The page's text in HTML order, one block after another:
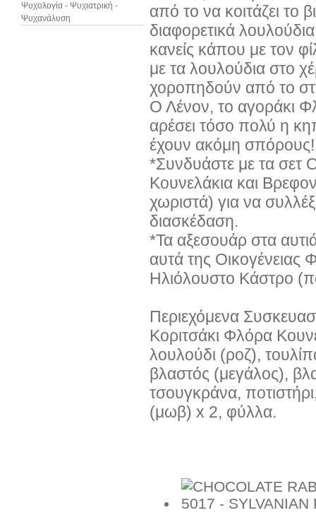
Ψυχολογία - Ψυχιατρική -
Ψυχανάλυση
από το να κοιτάζει το
διαφορετικά
κανείς κάπου με τον
με τα λουλούδια στο
χοροπηδούν από το
Ο Λένον, το αγοράκι
αρέσει τόσο πολύ η
έχουν ακόμη σπόρους!
*Συνδυάστε με τα σετ
Κουνελάκια και
χωριστά) για να
διασκέδαση.
*Τα αξεσουάρ στα
αυτά της
Ηλιόλουστο Κάστρο
Περιεχόμενα
Κοριτσάκι Φλόρα
λουλούδι (ροζ),
βλαστός (μεγάλος),
τσουγκράνα,
(μωβ) x 2, φύλλα.